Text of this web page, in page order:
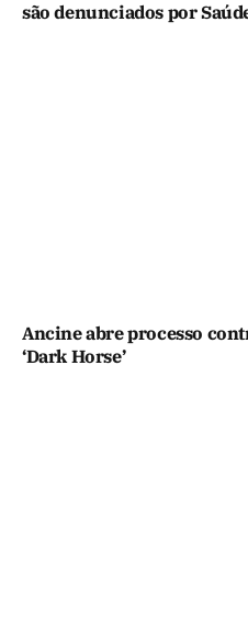
são denunciados por
Ancine abre processo
‘Dark Horse’